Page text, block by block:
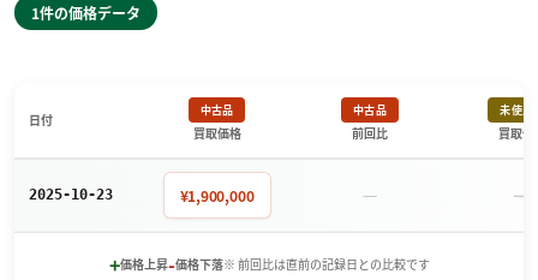
1件の価格データ
日付
中古品
買取価格
中古品
前回比
未使用
買取価
2025-10-23 ¥1,900,000 － －
+価格上昇-価格下落※ 前回比は直前の記録日との比較です